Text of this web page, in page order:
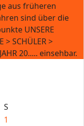
aus früheren
sind über die
UNSERE
> SCHÜLER >
20..... einsehbar.
S
1